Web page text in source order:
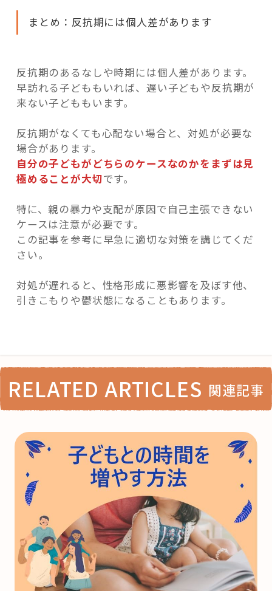
まとめ：反抗期には個人差があります
反抗期のあるなしや時期には個人差があります。
早訪れる子どももいれば、遅い子どもや反抗期が
来ない子どももいます。
反抗期がなくても心配ない場合と、対処が必要な
場合があります。
自分の子どもがどちらのケースなのかをまずは見
極めることが大切です。
特に、親の暴力や支配が原因で自己主張できない
ケースは注意が必要です。
この記事を参考に早急に適切な対策を講じてくだ
さい。
対処が遅れると、性格形成に悪影響を及ぼす他、
引きこもりや鬱状態になることもあります。
RELATED ARTICLES 関連記事